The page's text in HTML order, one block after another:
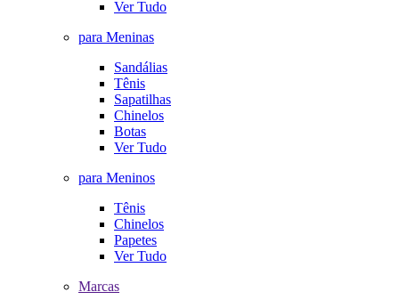
Ver Tudo
para Meninas
Sandálias
Tênis
Sapatilhas
Chinelos
Botas
Ver Tudo
para Meninos
Tênis
Chinelos
Papetes
Ver Tudo
Marcas